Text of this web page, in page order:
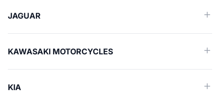
JAGUAR
KAWASAKI MOTORCYCLES
KIA